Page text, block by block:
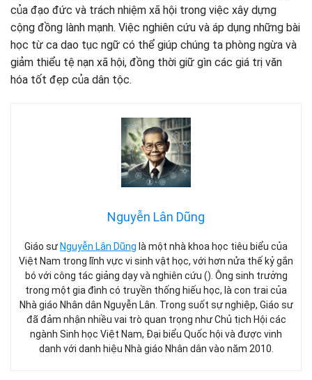
của đạo đức và trách nhiệm xã hội trong việc xây dựng
cộng đồng lành mạnh. Việc nghiên cứu và áp dụng những bài
học từ ca dao tục ngữ có thể giúp chúng ta phòng ngừa và
giảm thiểu tệ nạn xã hội, đồng thời giữ gìn các giá trị văn
hóa tốt đẹp của dân tộc.
Nguyễn Lân Dũng
Giáo sư Nguyễn Lân Dũng là một nhà khoa học tiêu biểu của
Việt Nam trong lĩnh vực vi sinh vật học, với hơn nửa thế kỷ gắn
bó với công tác giảng dạy và nghiên cứu (). Ông sinh trưởng
trong một gia đình có truyền thống hiếu học, là con trai của
Nhà giáo Nhân dân Nguyễn Lân. Trong suốt sự nghiệp, Giáo sư
đã đảm nhận nhiều vai trò quan trọng như Chủ tịch Hội các
ngành Sinh học Việt Nam, Đại biểu Quốc hội và được vinh
danh với danh hiệu Nhà giáo Nhân dân vào năm 2010.